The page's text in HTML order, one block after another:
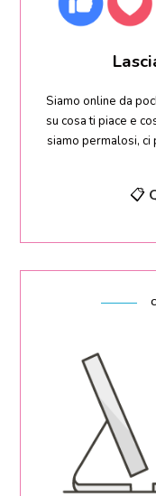
Siamo online da
su cosa ti piace e
siamo permalosi, ci
📋